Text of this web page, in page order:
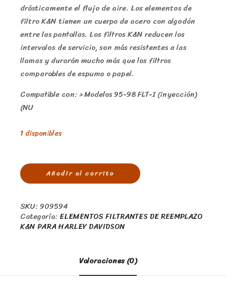
drásticamente el flujo de aire. Los elementos de
filtro K&N tienen un cuerpo de acero con algodón
entre las pantallas. Los filtros K&N reducen los
intervalos de servicio, son más resistentes a las
llamas y durarán mucho más que los filtros
comparables de espuma o papel.
Compatible con: > Modelos 95-98 FLT-I (inyección)
(NU
1 disponibles
Añadir al carrito
SKU:909594
Categoría: ELEMENTOS FILTRANTES DE REEMPLAZO
K&N PARA HARLEY DAVIDSON
Valoraciones (0)